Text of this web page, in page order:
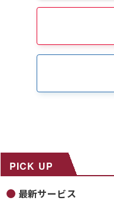
PICK UP
最新サービス